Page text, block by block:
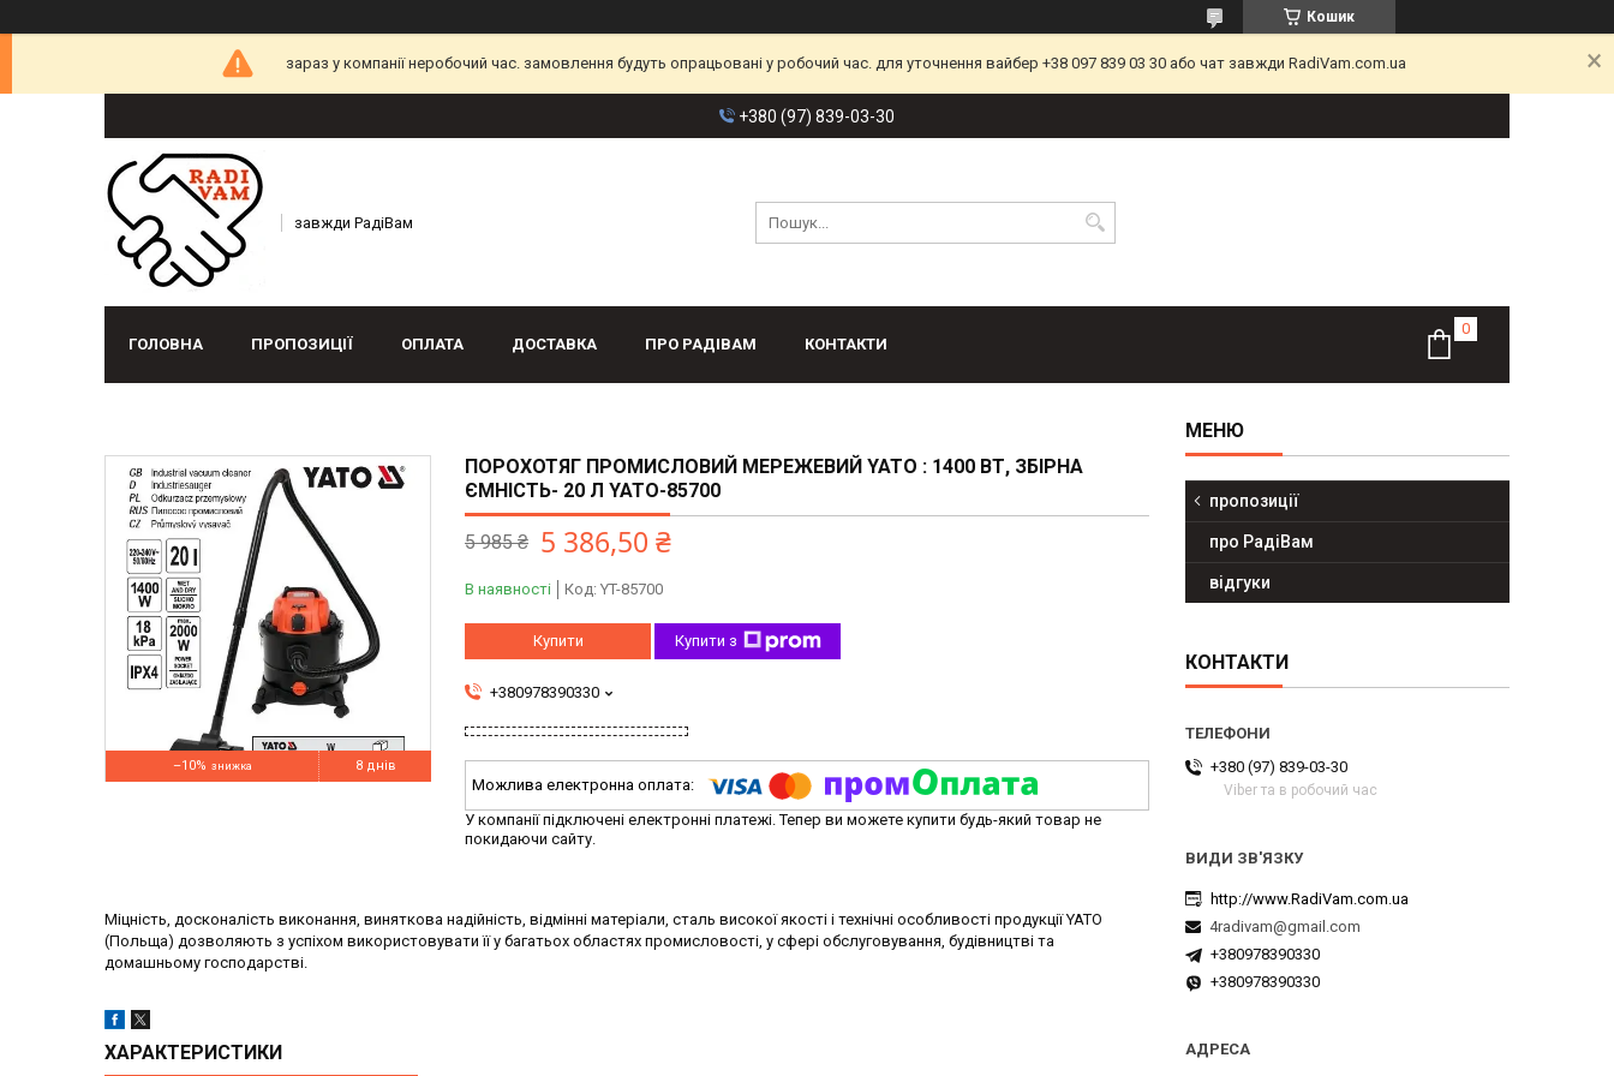
Кошик
зараз у компанії неробочий час. замовлення будуть опрацьовані у робочий час. для уточнення вайбер +38 097 839 03 30 або чат завжди RadiVam.com.ua
+380 (97) 839-03-30
завжди РадіВам
ГОЛОВНА ПРОПОЗИЦІЇ ОПЛАТА ДОСТАВКА ПРО РАДІВАМ КОНТАКТИ
–10% 8 днів
ПОРОХОТЯГ ПРОМИСЛОВИЙ МЕРЕЖЕВИЙ YATO : 1400 ВТ, ЗБІРНА
ЄМНІСТЬ- 20 Л YATO-85700
5 985 ₴ 5 386,50 ₴
В наявності Код: YT-85700
Купити Купити з
+380978390330
У компанії підключені електронні платежі. Тепер ви можете купити будь-який товар не
покидаючи сайту.
Міцність, досконалість виконання, виняткова надійність, відмінні матеріали, сталь високої якості і технічні особливості продукції YATO
(Польща) дозволяють з успіхом використовувати її у багатьох областях промисловості, у сфері обслуговування, будівництві та
домашньому господарстві.
ХАРАКТЕРИСТИКИ
пропозиції
про РадіВам
відгуки
КОНТАКТИ
+380 (97) 839-03-30
Viber та в робочий час
http://www.RadiVam.com.ua
4radivam@gmail.com
+380978390330
+380978390330